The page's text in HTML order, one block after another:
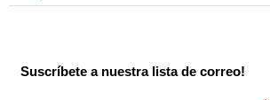
Suscríbete a nuestra lista de correo!